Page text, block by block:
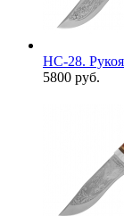
НС-28.
5800 руб.